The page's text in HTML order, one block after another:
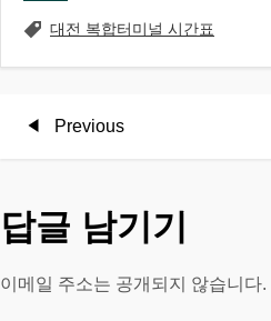
대전 복합터미널 시간표
글
색
Previous
Previous
답글 남기기
이메일 주소는 공개되지 않습니다.